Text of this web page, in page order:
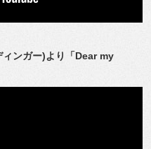
ンガー)より「Dear my